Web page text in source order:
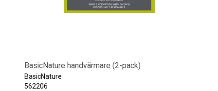
BasicNature handvärmare (2-pack)
BasicNature
562206